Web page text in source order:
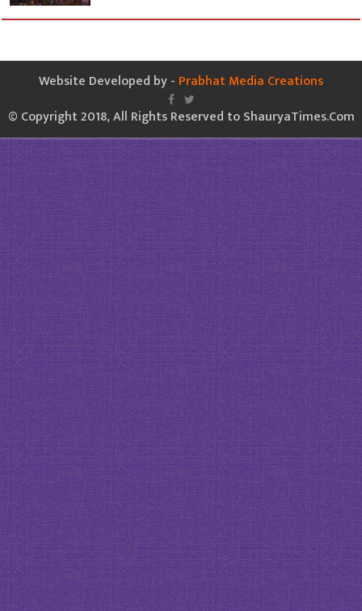
Website Developed by - Prabhat Media Creations
© Copyright 2018, All Rights Reserved to ShauryaTimes.Com